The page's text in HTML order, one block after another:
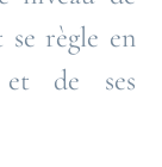
se règle en
de ses